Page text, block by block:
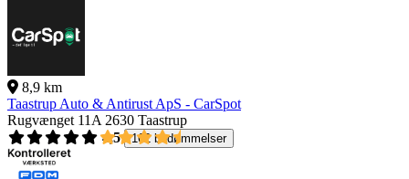
8,9 km
Taastrup Auto & Antirust ApS - CarSpot
Rugvænget 11A 2630 Taastrup
4,5
162 bedømmelser